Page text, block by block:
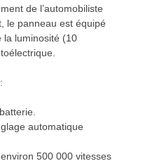
de l’automobiliste
le panneau est équipé
la luminosité (10
automatique
500 000 vitesses